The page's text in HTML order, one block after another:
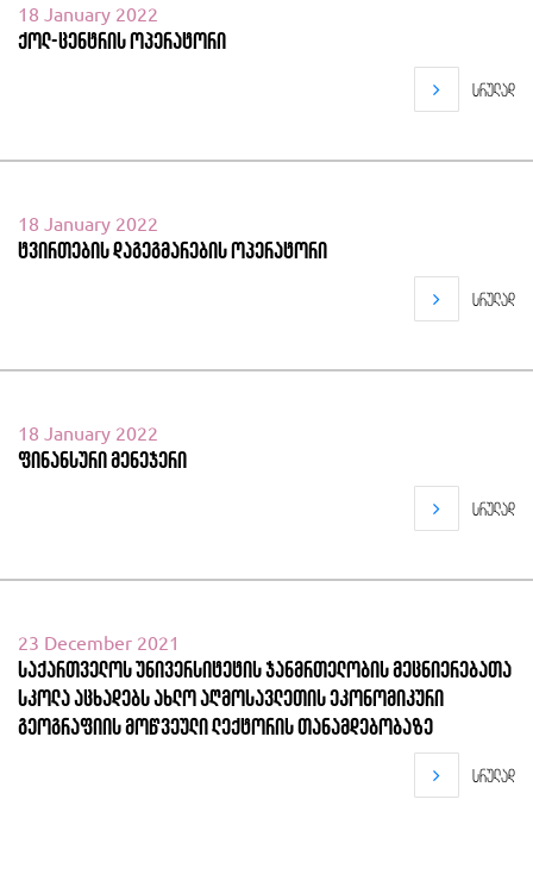
18 January 2022
ქოლ-ცენტრის ოპერატორი
სრულად
18 January 2022
ტვირთების დაგეგმარების ოპერატორი
სრულად
18 January 2022
ფინანსური მენეჯერი
სრულად
23 December 2021
საქართველოს უნივერსიტეტის ჯანმრთელობის მეცნიერებათა
სკოლა აცხადებს ახლო აღმოსავლეთის ეკონომიკური
გეოგრაფიის მოწვეული ლექტორის თანამდებობაზე
სრულად